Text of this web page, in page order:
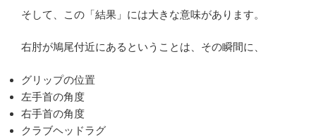
そして、この「結果」には大きな意味があります。
右肘が鳩尾付近にあるということは、その瞬間に、
グリップの位置
左手首の角度
右手首の角度
クラブヘッドラグ